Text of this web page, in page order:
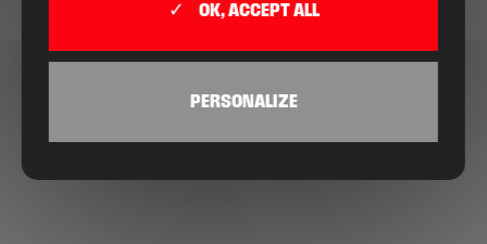
OK, ACCEPT ALL
PERSONALIZE